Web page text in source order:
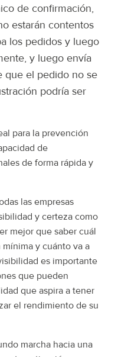
de confirmación,
estarán contentos
los pedidos y luego
y luego envía
que el pedido no se
podría ser
para la prevención
de
de forma rápida y
las empresas
y certeza como
mejor que saber cuál
y cuánto va a
es importante
que pueden
que aspira a tener
el rendimiento de su
marcha hacia una